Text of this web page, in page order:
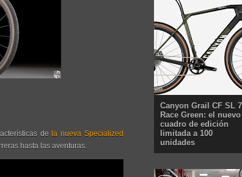
de la nueva Specialized
hasta las aventuras.
Canyon Grail CF SL 7
Race Green: el nuevo
cuadro de edición
limitada a 100
unidades